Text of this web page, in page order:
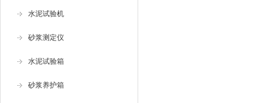
水泥试验机
砂浆测定仪
水泥试验箱
砂浆养护箱